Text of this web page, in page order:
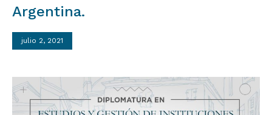
Argentina.
julio 2, 2021